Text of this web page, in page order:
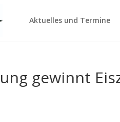
Aktuelles und Termine
gewinnt